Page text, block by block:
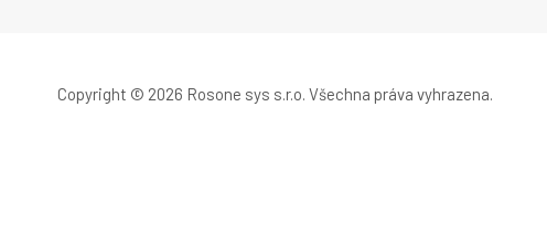
Copyright © 2026 Rosone sys s.r.o. Všechna práva vyhrazena.